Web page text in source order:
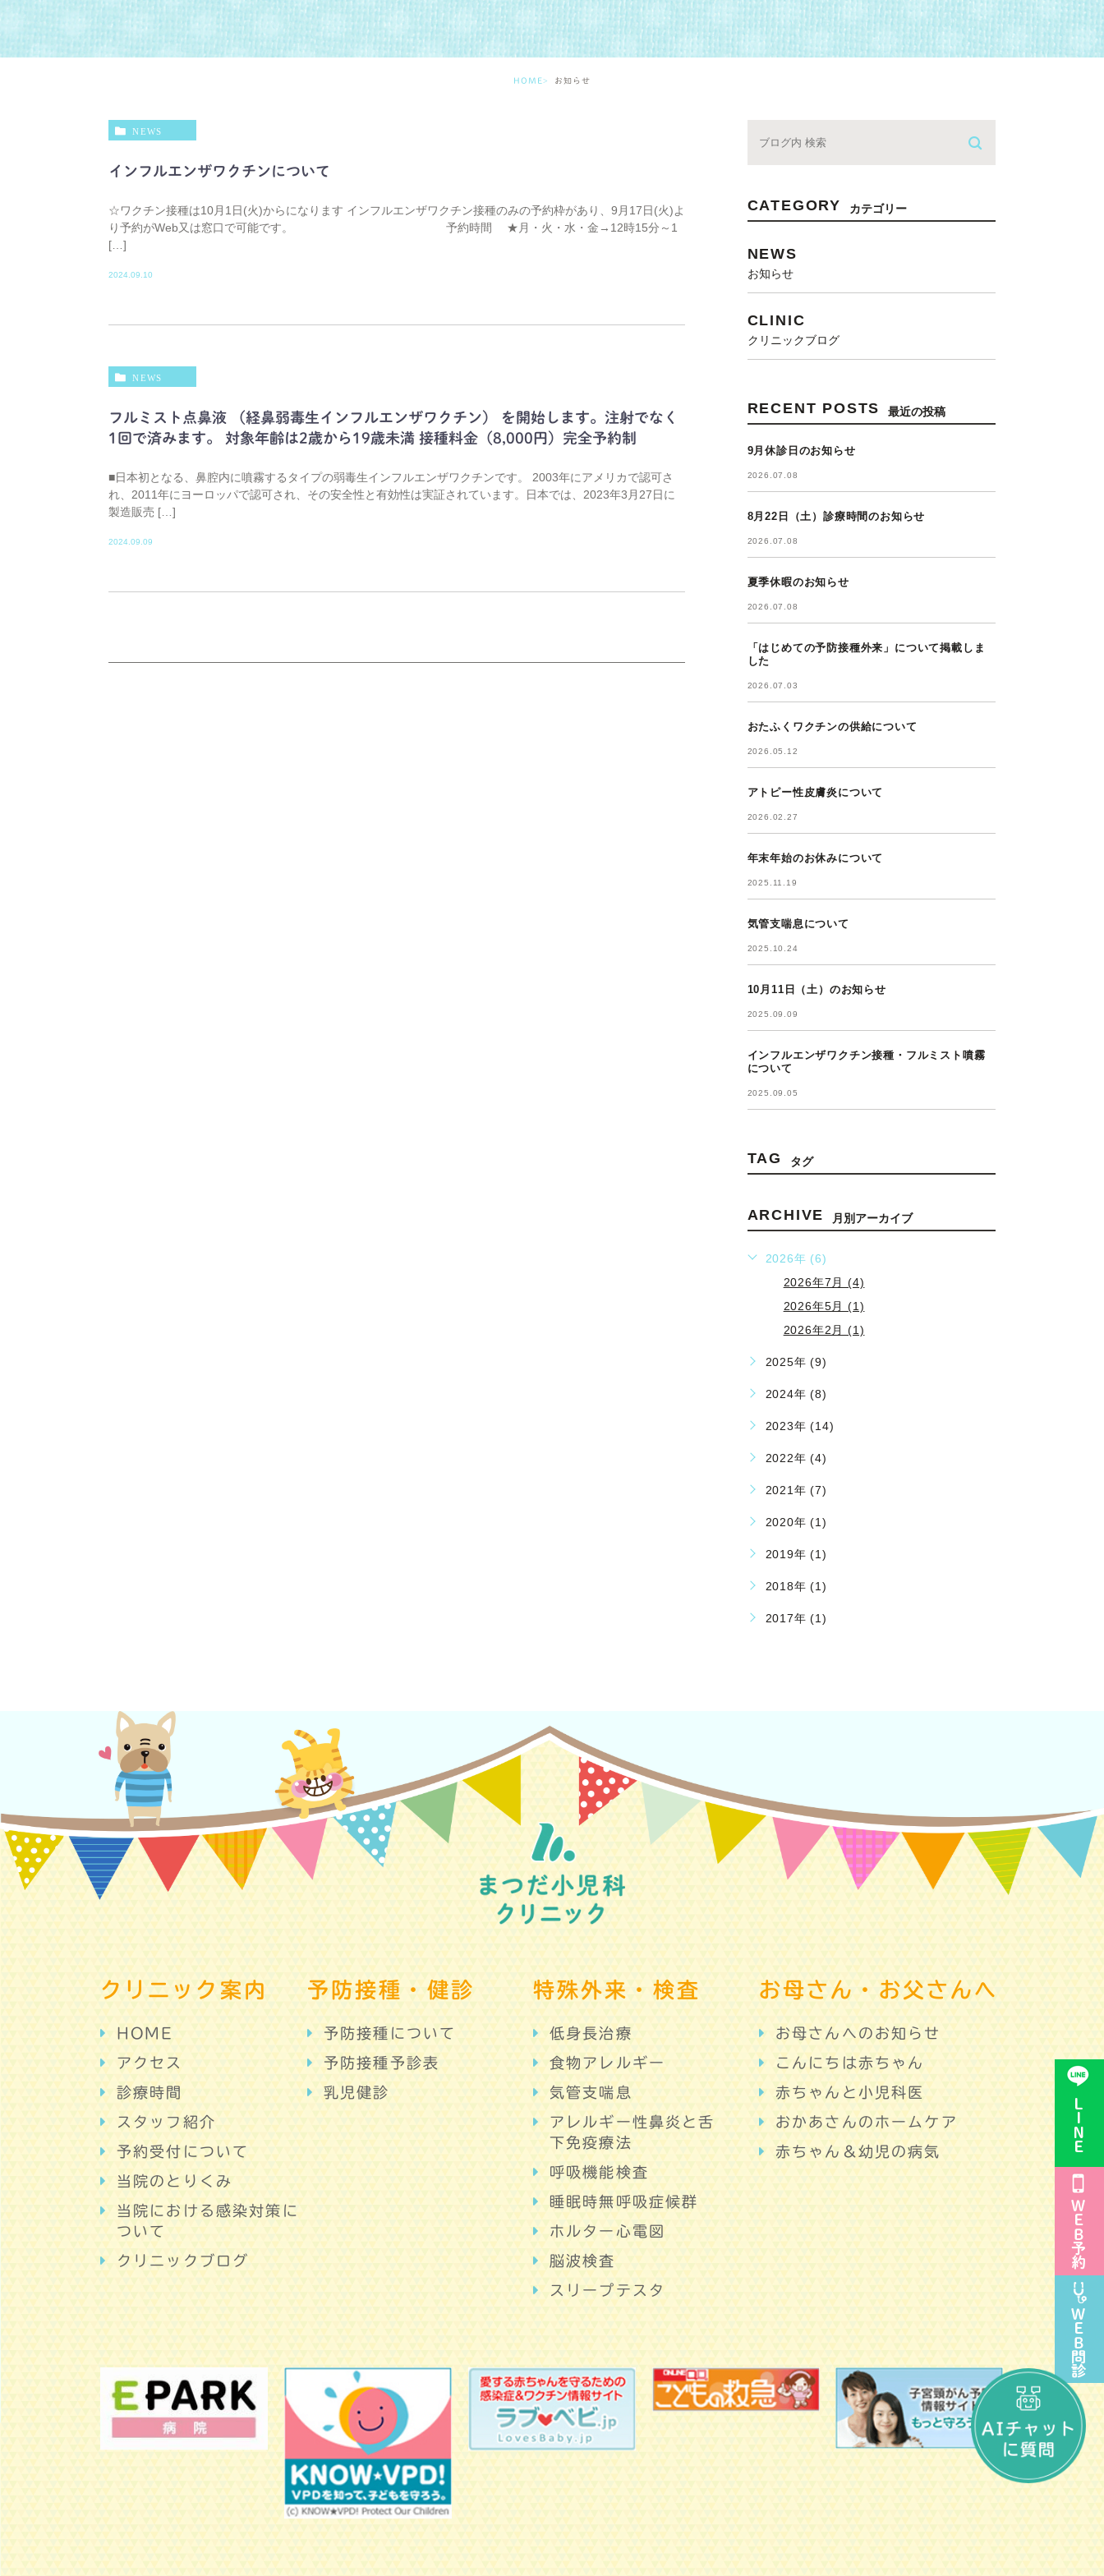
HOME お知らせ
NEWS
インフルエンザワクチンについて
☆ワクチン接種は10月1日(火)からになります インフルエンザワクチン接種のみの予約枠があり、9月17日(火)よ
り予約がWeb又は窓口で可能です。 予約時間 ★月・火・水・金→12時15分～1
[…]
2024.09.10
NEWS
フルミスト点鼻液 （経鼻弱毒生インフルエンザワクチン） を開始します。注射でなく
1回で済みます。 対象年齢は2歳から19歳未満 接種料金（8,000円）完全予約制
■日本初となる、鼻腔内に噴霧するタイプの弱毒生インフルエンザワクチンです。 2003年にアメリカで認可さ
れ、2011年にヨーロッパで認可され、その安全性と有効性は実証されています。日本では、2023年3月27日に
製造販売 […]
2024.09.09
CATEGORY カテゴリー
NEWS
お知らせ
CLINIC
クリニックブログ
RECENT POSTS 最近の投稿
9月休診日のお知らせ
2026.07.08
8月22日（土）診療時間のお知らせ
2026.07.08
夏季休暇のお知らせ
2026.07.08
「はじめての予防接種外来」について掲載しま
した
2026.07.03
おたふくワクチンの供給について
2026.05.12
アトピー性皮膚炎について
2026.02.27
年末年始のお休みについて
2025.11.19
気管支喘息について
2025.10.24
10月11日（土）のお知らせ
2025.09.09
インフルエンザワクチン接種・フルミスト噴霧
について
2025.09.05
TAG タグ
ARCHIVE 月別アーカイブ
2026年 (6)
2026年7月 (4)
2026年5月 (1)
2026年2月 (1)
2025年 (9)
2024年 (8)
2023年 (14)
2022年 (4)
2021年 (7)
2020年 (1)
2019年 (1)
2018年 (1)
2017年 (1)
クリニック案内
HOME
アクセス
診療時間
スタッフ紹介
予約受付について
当院のとりくみ
当院における感染対策に
ついて
クリニックブログ
予防接種・健診
予防接種について
予防接種予診表
乳児健診
特殊外来・検査
低身長治療
食物アレルギー
気管支喘息
アレルギー性鼻炎と舌
下免疫療法
呼吸機能検査
睡眠時無呼吸症候群
ホルター心電図
脳波検査
スリープテスタ
お母さん・お父さんへ
お母さんへのお知らせ
こんにちは赤ちゃん
赤ちゃんと小児科医
おかあさんのホームケア
赤ちゃん＆幼児の病気